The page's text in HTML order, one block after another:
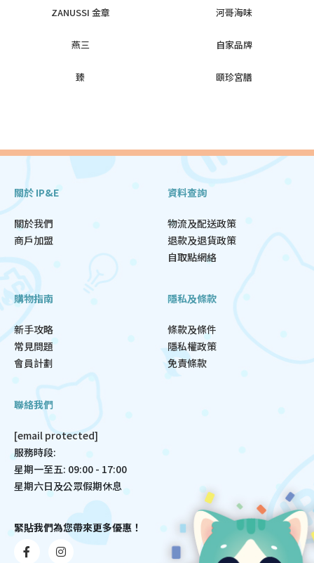
ZANUSSI 金章 河哥海味
燕三 自家品牌
臻 頤珍宮膳
關於 IP&E
關於我們
商戶加盟
資料查詢
物流及配送政策
退款及退貨政策
自取點網絡
購物指南
新手攻略
常見問題
會員計劃
隱私及條款
條款及條件
隱私權政策
免責條款
聯絡我們
[email protected]
服務時段:
星期一至五: 09:00 - 17:00
星期六日及公眾假期休息
緊貼我們為您帶來更多優惠！